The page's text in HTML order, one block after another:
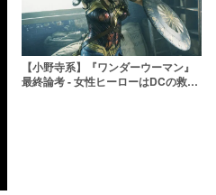
【小野寺系】『ワンダーウーマン』
最終論考 - 女性ヒーローはDCの救世